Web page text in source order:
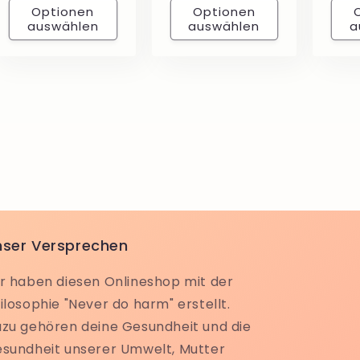
Optionen
auswählen
Optionen
auswählen
Versprechen
haben diesen Onlineshop mit der
"Never do harm" erstellt.
gehören deine Gesundheit und die
unserer Umwelt, Mutter